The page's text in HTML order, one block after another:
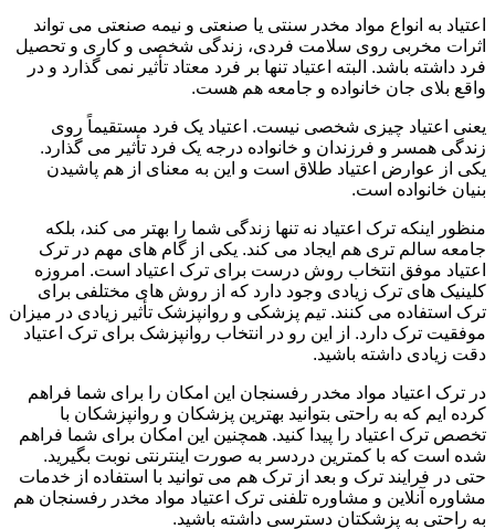
اعتیاد به انواع مواد مخدر سنتی یا صنعتی و نیمه صنعتی می تواند
اثرات مخربی روی سلامت فردی، زندگی شخصی و کاری و تحصیل
فرد داشته باشد. البته اعتیاد تنها بر فرد معتاد تأثیر نمی گذارد و در
واقع بلای جان خانواده و جامعه هم هست.
یعنی اعتیاد چیزی شخصی نیست. اعتیاد یک فرد مستقیماً روی
زندگی همسر و فرزندان و خانواده درجه یک فرد تأثیر می گذارد.
یکی از عوارض اعتیاد طلاق است و این به معنای از هم پاشیدن
بنیان خانواده است.
منظور اینکه ترک اعتیاد نه تنها زندگی شما را بهتر می کند، بلکه
جامعه سالم تری هم ایجاد می کند. یکی از گام های مهم در ترک
اعتیاد موفق انتخاب روش درست برای ترک اعتیاد است. امروزه
کلینیک های ترک زیادی وجود دارد که از روش های مختلفی برای
ترک استفاده می کنند. تیم پزشکی و روانپزشک تأثیر زیادی در میزان
موفقیت ترک دارد. از این رو در انتخاب روانپزشک برای ترک اعتیاد
دقت زیادی داشته باشید.
در ترک اعتیاد مواد مخدر رفسنجان این امکان را برای شما فراهم
کرده ایم که به راحتی بتوانید بهترین پزشکان و روانپزشکان با
تخصص ترک اعتیاد را پیدا کنید. همچنین این امکان برای شما فراهم
شده است که با کمترین دردسر به صورت اینترنتی نوبت بگیرید.
حتی در فرایند ترک و بعد از ترک هم می توانید با استفاده از خدمات
مشاوره آنلاین و مشاوره تلفنی ترک اعتیاد مواد مخدر رفسنجان هم
به راحتی به پزشکتان دسترسی داشته باشید.